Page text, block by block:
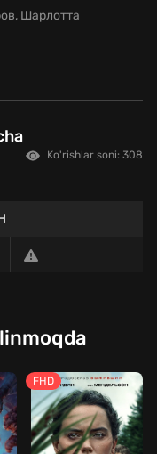
Шарлотта
Ko'rishlar soni: 308
FHD